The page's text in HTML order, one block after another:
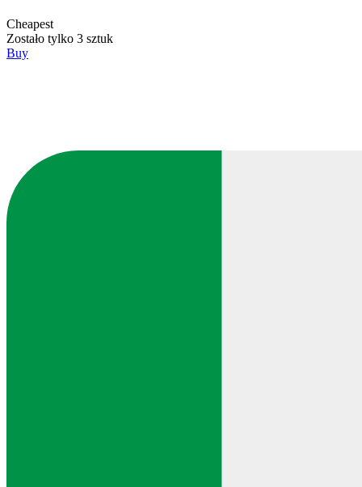
Cheapest
Zostało tylko 3 sztuk
Buy